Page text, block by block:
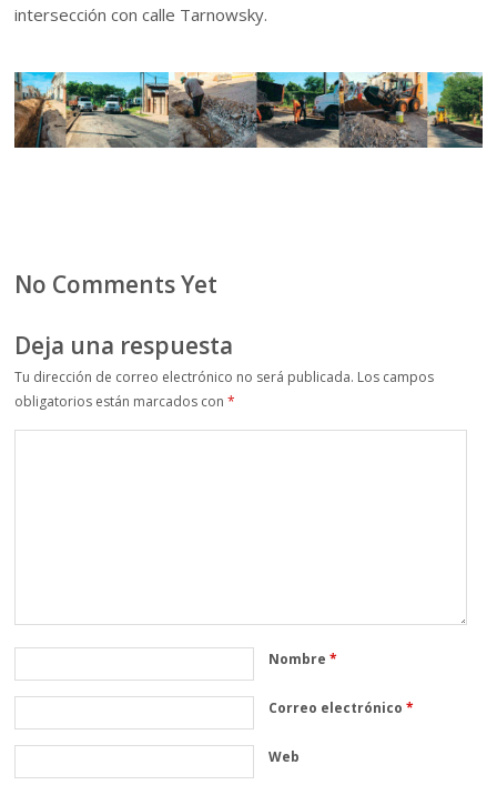
intersección con calle Tarnowsky.
No Comments Yet
Deja una respuesta
Tu dirección de correo electrónico no será publicada. Los campos
obligatorios están marcados con*
Nombre*
Correo electrónico*
Web